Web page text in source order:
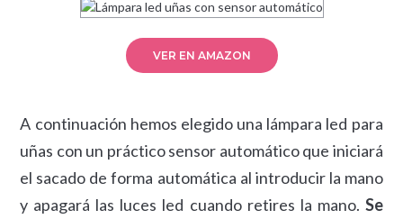
VER EN AMAZON
A continuación hemos elegido una lámpara led para
uñas con un práctico sensor automático que iniciará
el sacado de forma automática al introducir la mano
y apagará las luces led cuando retires la mano. Se